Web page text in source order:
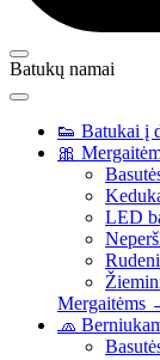
Batukų namai
👟 Batukai į
🎀
LED
Mergaitėms
🧢